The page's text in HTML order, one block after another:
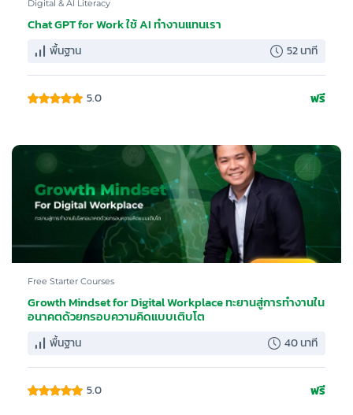
Digital & AI Literacy
Chat GPT for Work ใช้ AI ทำงานแทนเรา
พื้นฐาน 52 นาที
5.0 ฟรี
Free Starter Courses
Growth Mindset for Digital Workplace ทะยานสู่การทำงานใน
อนาคตด้วยกรอบความคิดแบบเติบโต
พื้นฐาน 40 นาที
5.0 ฟรี